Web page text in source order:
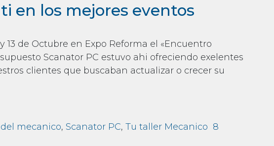
en los mejores eventos
13 de Octubre en Expo Reforma el «Encuentro
Scanator PC estuvo ahi ofreciendo exelentes
clientes que buscaban actualizar o crecer su
mejores eventos
mecanico, Scanator PC, Tu taller Mecanico 8